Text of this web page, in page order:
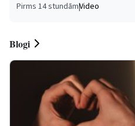
Pirms 14 stundām|Video
Blogi